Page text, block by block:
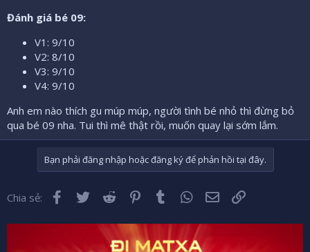
Đánh giá bé 09:
V1: 9/10
V2: 8/10
V3: 9/10
V4: 9/10
Anh em nào thích gu múp múp, người tình bé nhỏ thì đừng bỏ
qua bé 09 nha. Tui thì mê thật rồi, muốn quay lại sớm lắm.
Bạn phải đăng nhập hoặc đăng ký để phản hồi tại đây.
Chia sẻ: Facebook
Twitter Reddit Pinterest
Tumblr WhatsApp
Email